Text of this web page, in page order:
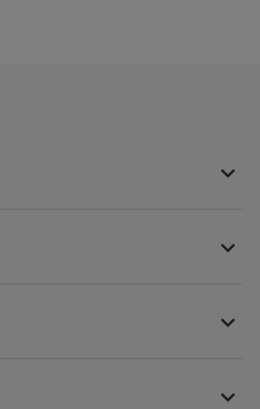
expand_more
expand_more
expand_more
expand_more